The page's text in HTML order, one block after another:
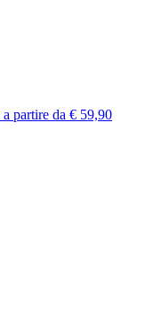
a partire da € 59,90